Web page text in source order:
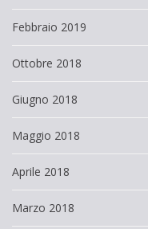
Febbraio 2019
Ottobre 2018
Giugno 2018
Maggio 2018
Aprile 2018
Marzo 2018